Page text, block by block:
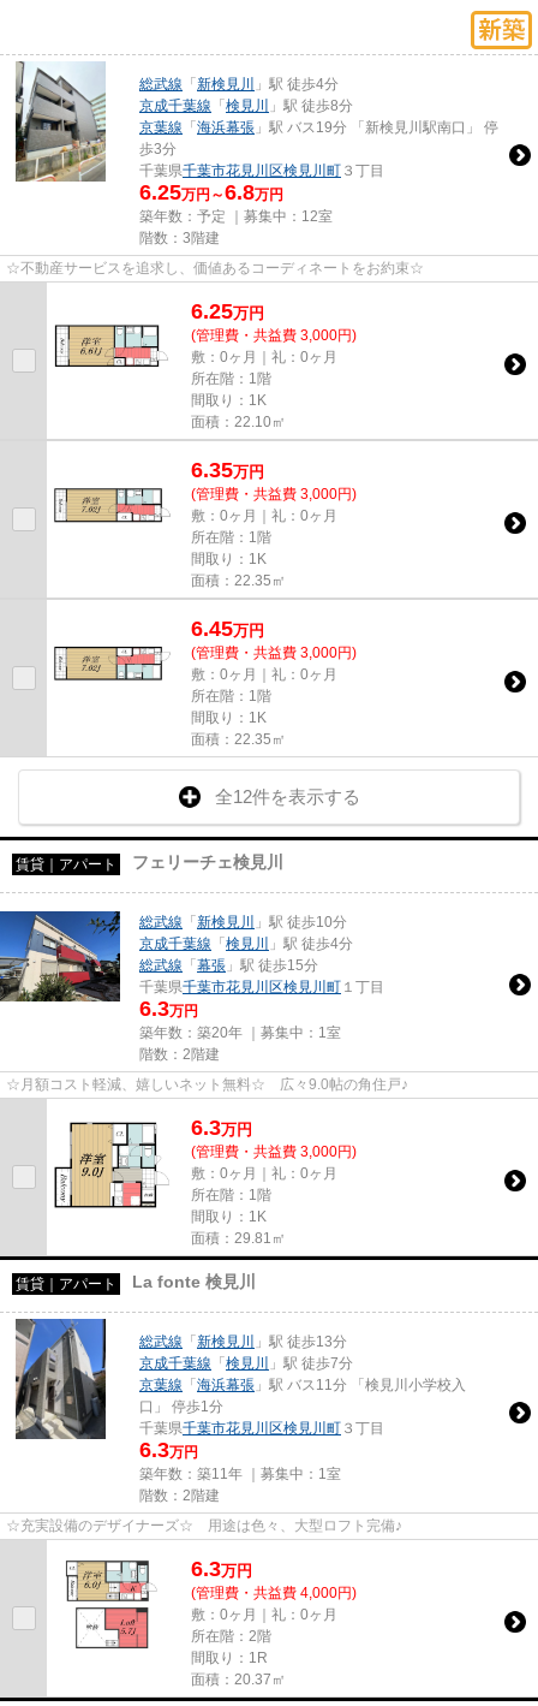
総武線 「新検見川
」駅 徒歩4分
京成千葉線 「検見川
」駅 徒歩8分
京葉線 「海浜幕張 」駅 バス19分 「新検見川駅南口」 停
歩3分
千葉県千葉市花見川区検見川町 ３丁目
6.25万円～6.8万円
築年数：予定 ｜募集中： 12室
階数：3階建
☆不動産サービスを追求し、価値あるコーディネートをお約束☆
6.25万円
(管理費・共益費 3,000円)
敷：0ヶ月｜礼：0ヶ月
所在階：1階
間取り：1K
面積：22.10㎡
6.35万円
(管理費・共益費 3,000円)
敷：0ヶ月｜礼：0ヶ月
所在階：1階
間取り：1K
面積：22.35㎡
6.45万円
(管理費・共益費 3,000円)
敷：0ヶ月｜礼：0ヶ月
所在階：1階
間取り：1K
面積：22.35㎡
全12件を表示する
賃貸｜アパート フェリーチェ検見川
総武線 「新検見川
」駅 徒歩10分
京成千葉線 「検見川
」駅 徒歩4分
総武線 「幕張 」駅 徒歩15分
千葉県千葉市花見川区検見川町 １丁目
6.3万円
築年数：築20年 ｜募集中： 1室
階数：2階建
☆月額コスト軽減、嬉しいネット無料☆ 広々9.0帖の角住戸♪
6.3万円
(管理費・共益費 3,000円)
敷：0ヶ月｜礼：0ヶ月
所在階：1階
間取り：1K
面積：29.81㎡
賃貸｜アパート La fonte 検見川
総武線 「新検見川
」駅 徒歩13分
京成千葉線 「検見川
」駅 徒歩7分
京葉線 「海浜幕張 」駅 バス11分 「検見川小学校入
口」 停歩1分
千葉県千葉市花見川区検見川町 ３丁目
6.3万円
築年数：築11年 ｜募集中： 1室
階数：2階建
☆充実設備のデザイナーズ☆ 用途は色々、大型ロフト完備♪
6.3万円
(管理費・共益費 4,000円)
敷：0ヶ月｜礼：0ヶ月
所在階：2階
間取り：1R
面積：20.37㎡